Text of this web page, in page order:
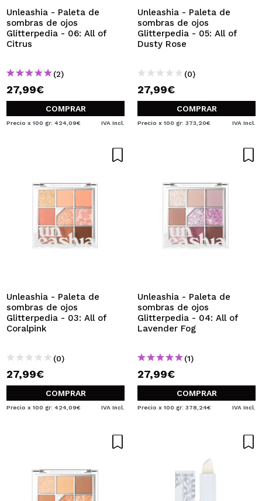
Unleashia - Paleta de
sombras de ojos
Glitterpedia - 06: All of
Citrus
(2)
27,99€
COMPRAR
Precio x 100 gr: 424,09€ IVA Incl.
Unleashia - Paleta de
sombras de ojos
Glitterpedia - 05: All of
Dusty Rose
(0)
27,99€
COMPRAR
Precio x 100 gr: 373,20€ IVA Incl.
Unleashia - Paleta de
sombras de ojos
Glitterpedia - 03: All of
Coralpink
(0)
27,99€
COMPRAR
Precio x 100 gr: 424,09€ IVA Incl.
Unleashia - Paleta de
sombras de ojos
Glitterpedia - 04: All of
Lavender Fog
(1)
27,99€
COMPRAR
Precio x 100 gr: 378,24€ IVA Incl.